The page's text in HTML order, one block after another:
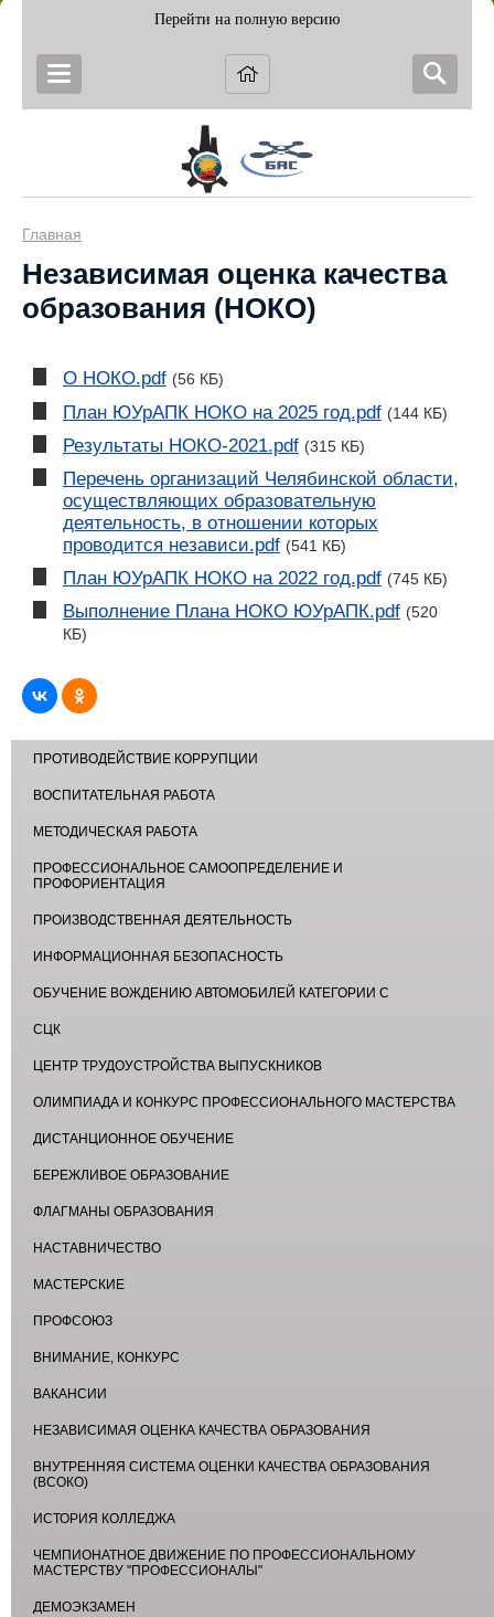
Перейти на полную версию
Главная
Независимая оценка качества
образования (НОКО)
О НОКО.pdf (56 КБ)
План ЮУрАПК НОКО на 2025 год.pdf (144 КБ)
Результаты НОКО-2021.pdf (315 КБ)
Перечень организаций Челябинской области,
осуществляющих образовательную
деятельность, в отношении которых
проводится независи.pdf (541 КБ)
План ЮУрАПК НОКО на 2022 год.pdf (745 КБ)
Выполнение Плана НОКО ЮУрАПК.pdf (520
КБ)
ПРОТИВОДЕЙСТВИЕ КОРРУПЦИИ
ВОСПИТАТЕЛЬНАЯ РАБОТА
МЕТОДИЧЕСКАЯ РАБОТА
ПРОФЕССИОНАЛЬНОЕ САМООПРЕДЕЛЕНИЕ И
ПРОФОРИЕНТАЦИЯ
ПРОИЗВОДСТВЕННАЯ ДЕЯТЕЛЬНОСТЬ
ИНФОРМАЦИОННАЯ БЕЗОПАСНОСТЬ
ОБУЧЕНИЕ ВОЖДЕНИЮ АВТОМОБИЛЕЙ КАТЕГОРИИ С
СЦК
ЦЕНТР ТРУДОУСТРОЙСТВА ВЫПУСКНИКОВ
ОЛИМПИАДА И КОНКУРС ПРОФЕССИОНАЛЬНОГО МАСТЕРСТВА
ДИСТАНЦИОННОЕ ОБУЧЕНИЕ
БЕРЕЖЛИВОЕ ОБРАЗОВАНИЕ
ФЛАГМАНЫ ОБРАЗОВАНИЯ
НАСТАВНИЧЕСТВО
МАСТЕРСКИЕ
ПРОФСОЮЗ
ВНИМАНИЕ, КОНКУРС
ВАКАНСИИ
НЕЗАВИСИМАЯ ОЦЕНКА КАЧЕСТВА ОБРАЗОВАНИЯ
ВНУТРЕННЯЯ СИСТЕМА ОЦЕНКИ КАЧЕСТВА ОБРАЗОВАНИЯ
(ВСОКО)
ИСТОРИЯ КОЛЛЕДЖА
ЧЕМПИОНАТНОЕ ДВИЖЕНИЕ ПО ПРОФЕССИОНАЛЬНОМУ
МАСТЕРСТВУ "ПРОФЕССИОНАЛЫ"
ДЕМОЭКЗАМЕН